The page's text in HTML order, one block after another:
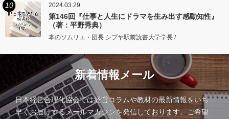
10 2024.03.29
第146回『仕事と人生にドラマを生み出す感動知性』
（著：平野秀典）
本のソムリエ・団長 シブヤ駅前読書大学学長 /
新着情報メール
日本経営合理化協会では経営コラムや教材の最新情報をいち
早くお届けするメールマガジンを発信しております。ご希望